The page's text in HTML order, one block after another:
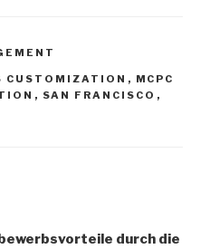
CUSTOMIZATION , MCPC
, SAN FRANCISCO ,
durch die